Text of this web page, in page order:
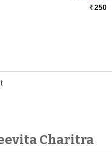
Rs. 250
Charitra